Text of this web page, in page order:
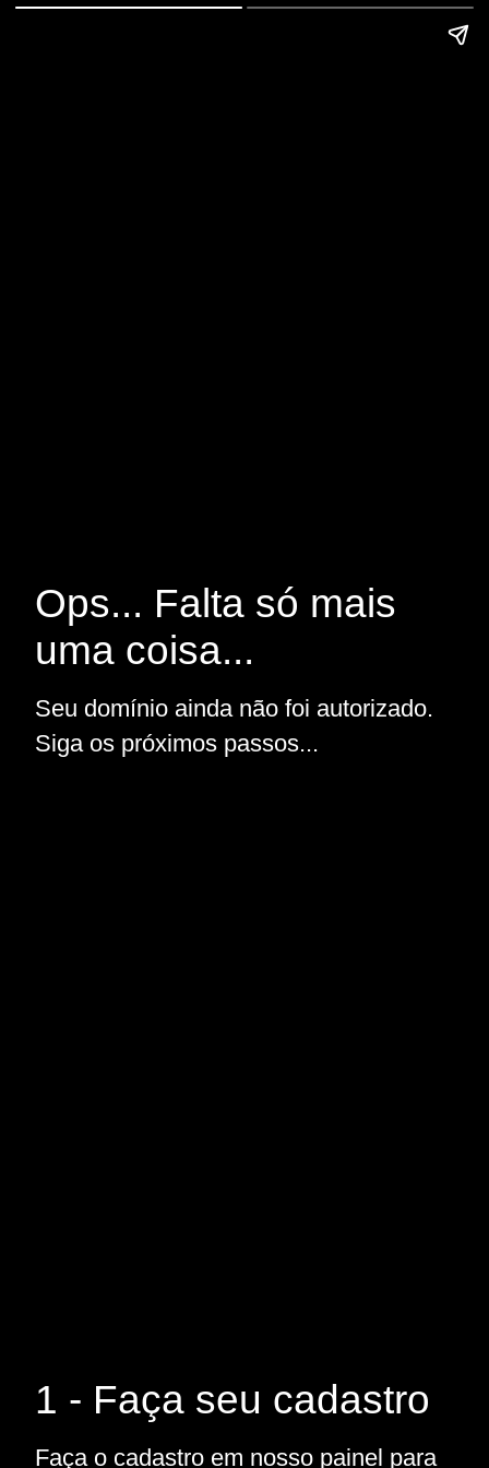
Ops... Falta só mais
uma coisa...
Seu domínio ainda não foi autorizado.
Siga os próximos passos...
1 - Faça seu cadastro
Faça o cadastro em nosso painel para